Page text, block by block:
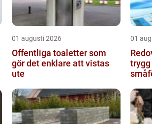
01 augusti 2026
Offentliga toaletter som
gör det enklare att vistas
ute
01